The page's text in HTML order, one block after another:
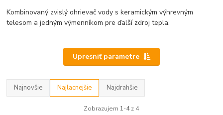
Kombinovaný zvislý ohrievač vody s keramickým výhrevným
telesom a jedným výmenníkom pre ďalší zdroj tepla.
Upresniť parametre
Najnovšie Najlacnejšie Najdrahšie
Zobrazujem 1-4 z 4